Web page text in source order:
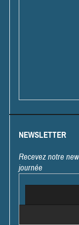
NEWSLETTER
Recevez notre
journée